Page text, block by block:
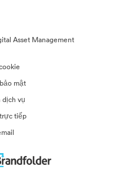
Asset Management
mật
vụ
tiếp